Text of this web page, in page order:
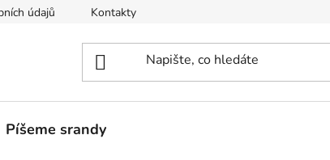
údajů Kontakty
Píšeme srandy